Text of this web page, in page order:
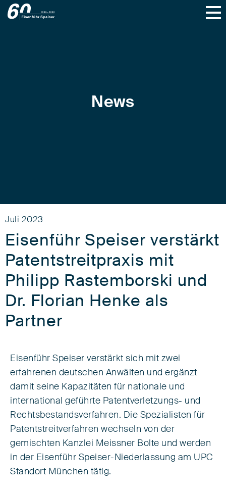
News
Juli 2023
Eisenführ Speiser verstärkt
Patentstreitpraxis mit
Philipp Rastemborski und
Dr. Florian Henke als
Partner
Eisenführ Speiser verstärkt sich mit zwei
erfahrenen deutschen Anwälten und ergänzt
damit seine Kapazitäten für nationale und
international geführte Patentverletzungs- und
Rechtsbestandsverfahren. Die Spezialisten für
Patentstreitverfahren wechseln von der
gemischten Kanzlei Meissner Bolte und werden
in der Eisenführ Speiser-Niederlassung am UPC
Standort München tätig.